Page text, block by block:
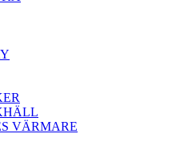
VÄRMARE